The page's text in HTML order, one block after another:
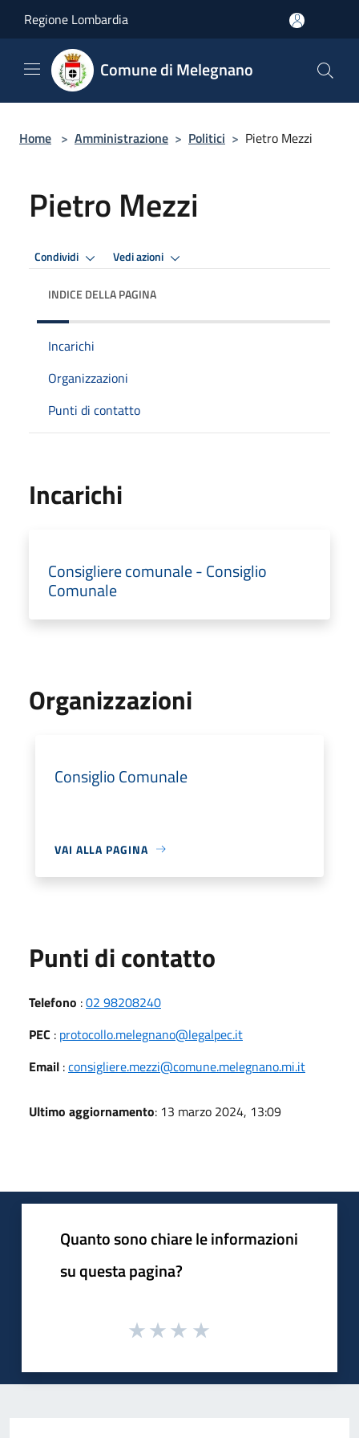
Regione Lombardia
Comune di Melegnano
Home > Amministrazione > Politici > Pietro Mezzi
Pietro Mezzi
Condividi Vedi azioni
INDICE DELLA PAGINA
Incarichi
Organizzazioni
Punti di contatto
Incarichi
Consigliere comunale - Consiglio
Comunale
Organizzazioni
Consiglio Comunale
VAI ALLA PAGINA
Punti di contatto
Telefono :02 98208240
PEC : protocollo.melegnano@legalpec.it
Email :consigliere.mezzi@comune.melegnano.mi.it
Ultimo aggiornamento: 13 marzo 2024, 13:09
Quanto sono chiare le informazioni
su questa pagina?